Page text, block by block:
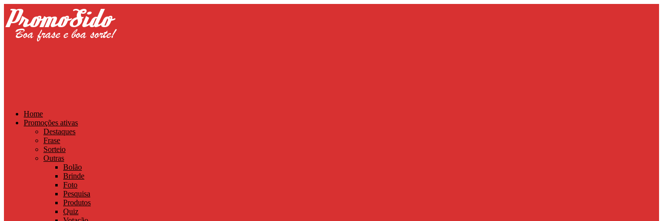
Home
Promoções ativas
Destaques
Frase
Sorteio
Outras
Bolão
Brinde
Foto
Pesquisa
Produtos
Quiz